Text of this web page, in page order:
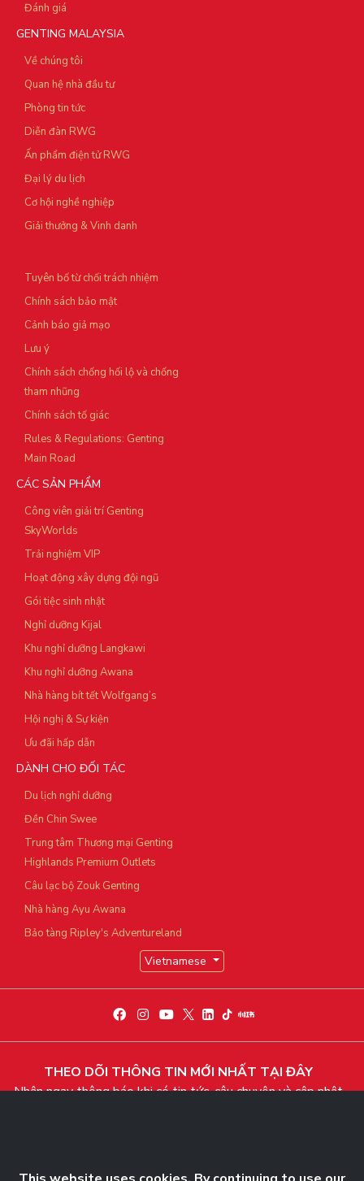
Đánh giá
GENTING MALAYSIA
Về chúng tôi
Quan hệ nhà đầu tư
Phòng tin tức
Diễn đàn RWG
Ấn phẩm điện tử RWG
Đại lý du lịch
Cơ hội nghề nghiệp
Giải thưởng & Vinh danh
Tuyên bố từ chối trách nhiệm
Chính sách bảo mật
Cảnh báo giả mạo
Lưu ý
Chính sách chống hối lộ và chống
tham nhũng
Chính sách tố giác
Rules & Regulations: Genting
Main Road
CÁC SẢN PHẨM
Công viên giải trí Genting
SkyWorlds
Trải nghiệm VIP
Hoạt động xây dựng đội ngũ
Gói tiệc sinh nhật
Nghỉ dưỡng Kijal
Khu nghỉ dưỡng Langkawi
Khu nghỉ dưỡng Awana
Nhà hàng bít tết Wolfgang’s
Hội nghị & Sự kiện
Ưu đãi hấp dẫn
DÀNH CHO ĐỐI TÁC
Du lịch nghỉ dưỡng
Đền Chin Swee
Trung tâm Thương mại Genting
Highlands Premium Outlets
Câu lạc bộ Zouk Genting
Nhà hàng Ayu Awana
Bảo tàng Ripley's Adventureland
Vietnamese
THEO DÕI THÔNG TIN MỚI NHẤT TẠI ĐÂY
Nhận ngay thông báo khi có tin tức, câu chuyện và cập nhật